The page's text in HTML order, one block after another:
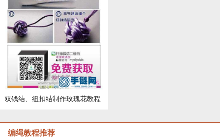
双钱结、纽扣结制作玫瑰花教程
编绳教程推荐